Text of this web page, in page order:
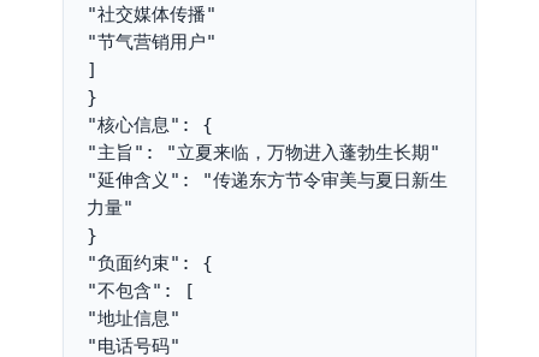
"社交媒体传播"
"节气营销用户"
]
}
"核心信息": {
"主旨": "立夏来临，万物进入蓬勃生长期"
"延伸含义": "传递东方节令审美与夏日新生
力量"
}
"负面约束": {
"不包含": [
"地址信息"
"电话号码"